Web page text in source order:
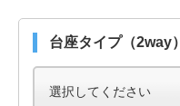
台座タイプ（2way）